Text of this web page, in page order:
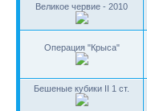
Великое червие - 2010
Операция "Крыса"
Бешеные кубики II 1 ст.